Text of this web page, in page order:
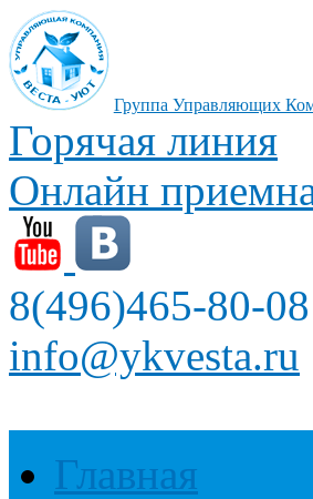
Группа Управляющих
Горячая линия
Онлайн
8(496)465-80-08
info@ykvesta.ru
Главная